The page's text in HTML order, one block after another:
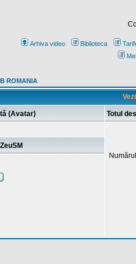
Arhiva video Biblioteca
ROMANIA
(Avatar) Totul